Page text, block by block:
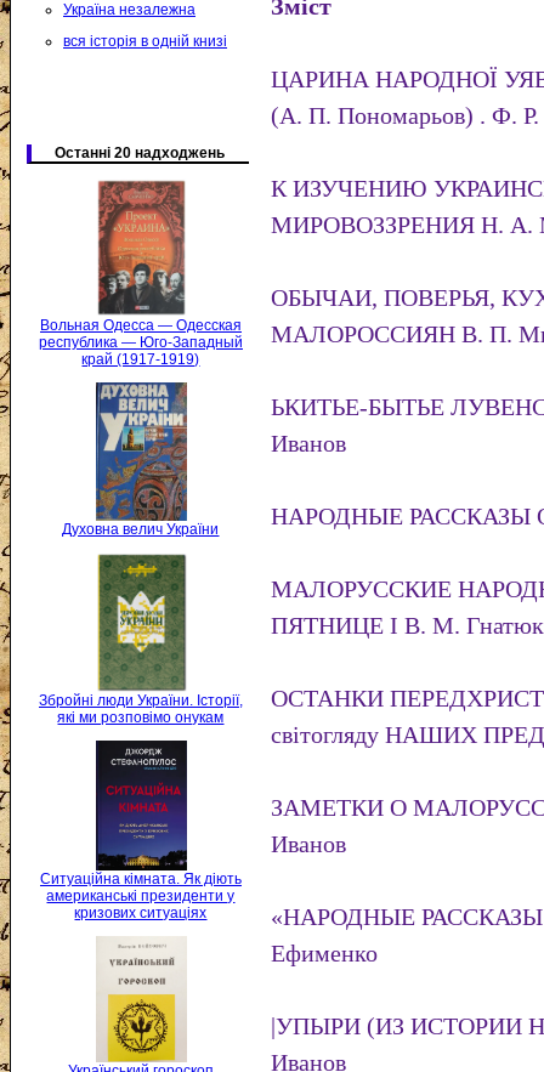
Україна незалежна
вся історія в одній книзі
Останні 20 надходжень
Вольная Одесса — Одесская
республика — Юго-Западный
край (1917-1919)
Духовна велич України
Збройні люди України. Історії,
які ми розповімо онукам
Ситуаційна кімната. Як діють
американські президенти у
кризових ситуаціях
Зміст
ЦАРИНА НАРОДНОЇ
(А. П. Пономарьов) . Ф. Р.
К ИЗУЧЕНИЮ
МИРОВОЗЗРЕНИЯ Н. А.
ОБЫЧАИ, ПОВЕРЬЯ,
МАЛОРОССИЯН В. П.
ЬКИТЬЕ-БЫТЬЕ
Иванов
НАРОДНЫЕ РАССКАЗЫ
МАЛОРУССКИЕ
ПЯТНИЦЕ І В. М.
ОСТАНКИ
світогляду НАШИХ
ЗАМЕТКИ О
Иванов
«НАРОДНЫЕ
Ефименко
|УПЫРИ (ИЗ ИСТОРИИ
Иванов